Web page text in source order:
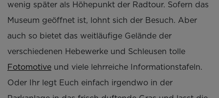
wenig später als Höhepunkt der Radtour. Sofern das
Museum geöffnet ist, lohnt sich der Besuch. Aber
auch so bietet das weitläufige Gelände der
verschiedenen Hebewerke und Schleusen tolle
Fotomotive und viele lehrreiche Informationstafeln.
Oder Ihr legt Euch einfach irgendwo in der